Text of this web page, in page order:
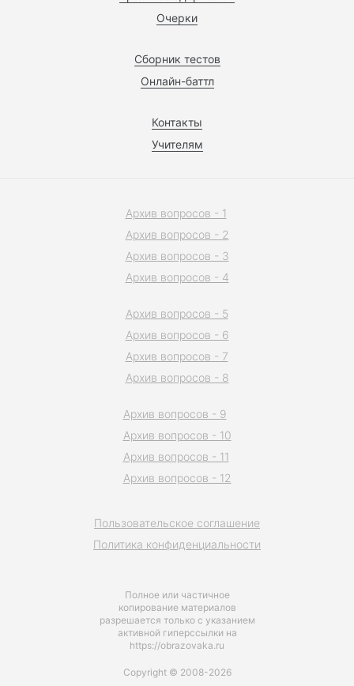
Очерки
Сборник тестов
Онлайн-баттл
Контакты
Учителям
Полное или частичное
копирование материалов
разрешается только с указанием
активной гиперссылки на
https://obrazovaka.ru
Пользовательское соглашение
Политика конфиденциальности
Архив вопросов - 1
Архив вопросов - 2
Архив вопросов - 3
Архив вопросов - 4
Архив вопросов - 5
Архив вопросов - 6
Архив вопросов - 7
Архив вопросов - 8
Архив вопросов - 9
Архив вопросов - 10
Архив вопросов - 11
Архив вопросов - 12
Copyright © 2008-2026